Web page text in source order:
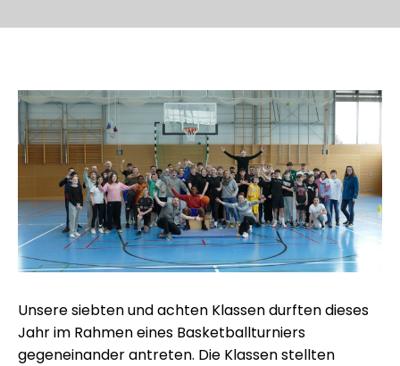
Unsere siebten und achten Klassen durften dieses
Jahr im Rahmen eines Basketballturniers
gegeneinander antreten. Die Klassen stellten